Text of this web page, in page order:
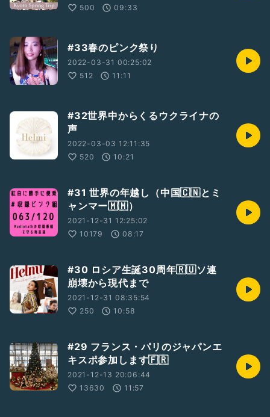
500
09:33
#33春のピンク祭り
2022-03-31 00:25:02
512
11:11
#32世界中からくるウクライナの
声
2022-03-03 12:11:35
520
10:21
#31 世界の年越し（中国🇨🇳とミ
ャンマー🇲🇲）
2021-12-31 12:25:02
10179
08:17
#30 ロシア生誕30周年🇷🇺ソ連
崩壊から現代まで
2021-12-31 08:35:54
250
10:58
#29 フランス・パリのジャパンエ
キスポ参加します🇫🇷
2021-12-13 20:06:44
13630
11:57